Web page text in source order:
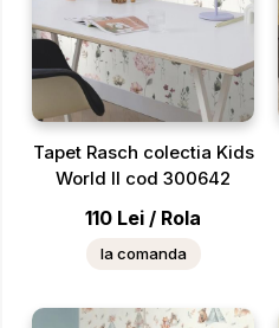
Tapet Rasch colectia Kids
World II cod 300642
110 Lei / Rola
la comanda